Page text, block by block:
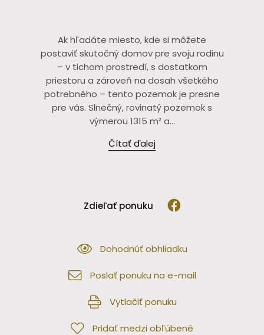
Ak hľadáte miesto, kde si môžete
postaviť skutočný domov pre svoju rodinu
– v tichom prostredí, s dostatkom
priestoru a zároveň na dosah všetkého
potrebného – tento pozemok je presne
pre vás. Slnečný, rovinatý pozemok s
výmerou 1315 m² a...
Čítať ďalej
Zdieľať ponuku
Dohodnúť obhliadku
Poslať ponuku na e-mail
Vytlačiť ponuku
Pridať medzi obľúbené